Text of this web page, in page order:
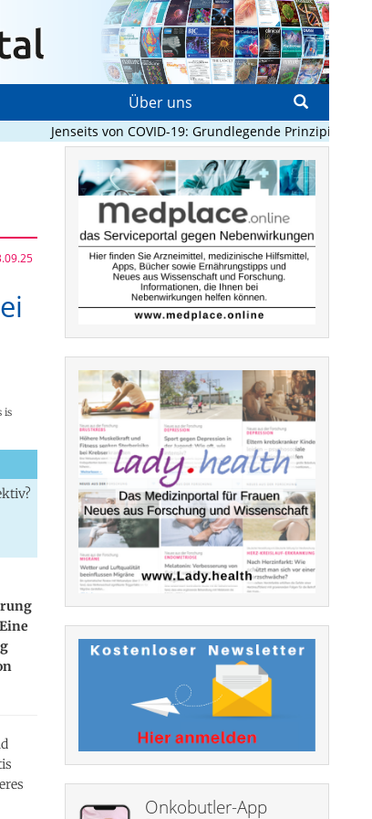
Über uns
Jenseits von COVID-19: Grundlegende Prinzipien, die
is
Onkobutler-App